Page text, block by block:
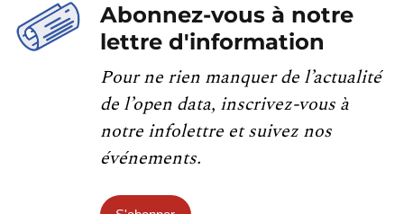
Abonnez-vous à notre
lettre d'information
Pour ne rien manquer de l’actualité
de l’open data, inscrivez-vous à
notre infolettre et suivez nos
événements.